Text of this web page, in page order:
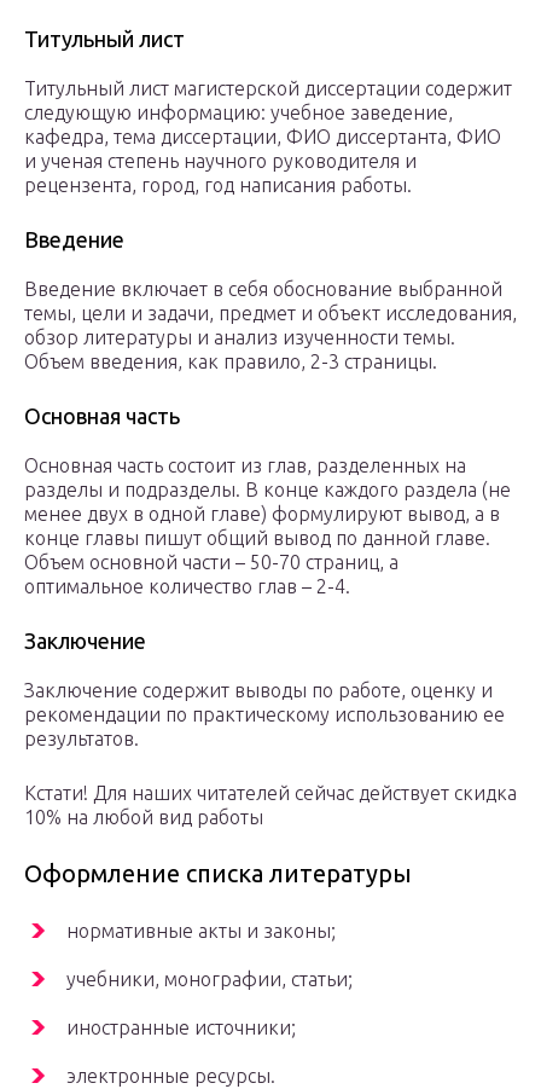
Титульный лист
Титульный лист магистерской диссертации содержит
следующую информацию: учебное заведение,
кафедра, тема диссертации, ФИО диссертанта, ФИО
и ученая степень научного руководителя и
рецензента, город, год написания работы.
Введение
Введение включает в себя обоснование выбранной
темы, цели и задачи, предмет и объект исследования,
обзор литературы и анализ изученности темы.
Объем введения, как правило, 2-3 страницы.
Основная часть
Основная часть состоит из глав, разделенных на
разделы и подразделы. В конце каждого раздела (не
менее двух в одной главе) формулируют вывод, а в
конце главы пишут общий вывод по данной главе.
Объем основной части – 50-70 страниц, а
оптимальное количество глав – 2-4.
Заключение
Заключение содержит выводы по работе, оценку и
рекомендации по практическому использованию ее
результатов.
Кстати! Для наших читателей сейчас действует скидка
10% на любой вид работы
Оформление списка литературы
нормативные акты и законы;
учебники, монографии, статьи;
иностранные источники;
электронные ресурсы.